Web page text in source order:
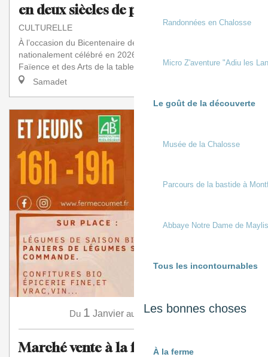
Randonnées en Chalosse
Micro Z'aventure "Adiu les
Le goût de la découverte
Musée de la Chalosse
Parcours de la bastide à
Abbaye Notre Dame de Maylis
Tous les incontournables
Les bonnes choses
À la ferme
en deux siècles de photos
CULTURELLE
À l’occasion du Bicentenaire de la Photographie
nationalement célébré en 2026-2027, le Musée de la
Faïence et des Arts de la table a l’honneur de rece...
Samadet
Du 1 Janvier au 31 Décembre
Marché vente à la ferme